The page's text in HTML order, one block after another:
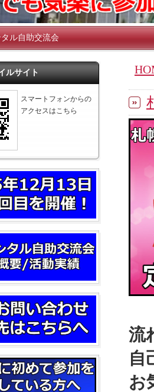
ル自助交流会
流
自
お
ルサイト
スマートフォンからの
アクセスはこちら